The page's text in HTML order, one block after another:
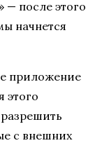
— после этого
начнется
приложение
этого
с внешних